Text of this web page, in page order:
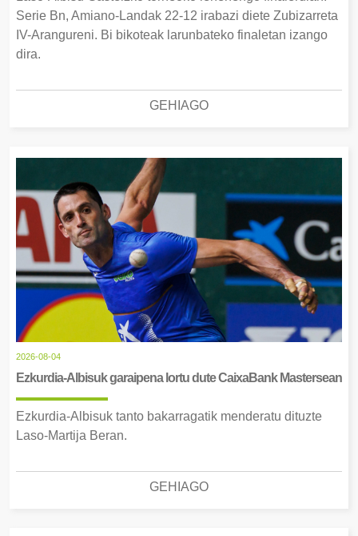
Serie Bn, Amiano-Landak 22-12 irabazi diete Zubizarreta
IV-Arangureni. Bi bikoteak larunbateko finaletan izango
dira.
GEHIAGO
2026-08-04
Ezkurdia-Albisuk garaipena lortu dute CaixaBank Mastersean
Ezkurdia-Albisuk tanto bakarragatik menderatu dituzte
Laso-Martija Beran.
GEHIAGO